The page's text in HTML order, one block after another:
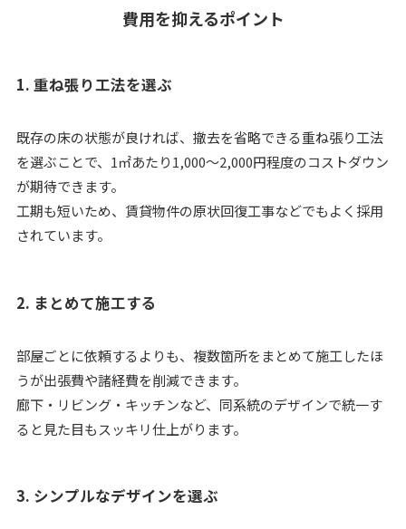
費用を抑えるポイント
1. 重ね張り工法を選ぶ
既存の床の状態が良ければ、撤去を省略できる重ね張り工法
を選ぶことで、1㎡あたり1,000〜2,000円程度のコストダウン
が期待できます。
工期も短いため、賃貸物件の原状回復工事などでもよく採用
されています。
2. まとめて施工する
部屋ごとに依頼するよりも、複数箇所をまとめて施工したほ
うが出張費や諸経費を削減できます。
廊下・リビング・キッチンなど、同系統のデザインで統一す
ると見た目もスッキリ仕上がります。
3. シンプルなデザインを選ぶ